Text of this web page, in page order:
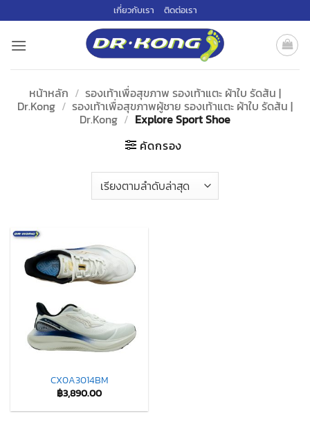
ไป
เกี่ยวกับเรา ติดต่อเรา
หน้าหลัก / รองเท้าเพื่อสุขภาพ รองเท้าแตะ ผ้าใบ รัดส้น |
Dr.Kong / รองเท้าเพื่อสุขภาพผู้ชาย รองเท้าแตะ ผ้าใบ รัดส้น |
Dr.Kong / Explore Sport Shoe
คัดกรอง
CX0A3014BM
฿3,890.00